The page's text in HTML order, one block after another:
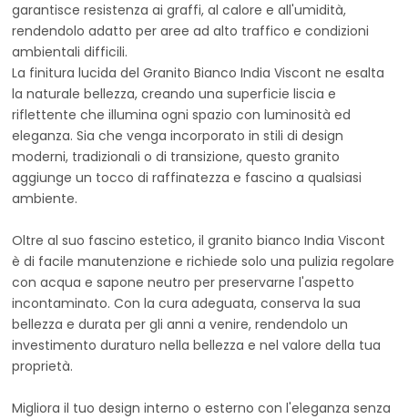
garantisce resistenza ai graffi, al calore e all'umidità,
rendendolo adatto per aree ad alto traffico e condizioni
ambientali difficili.
La finitura lucida del Granito Bianco India Viscont ne esalta
la naturale bellezza, creando una superficie liscia e
riflettente che illumina ogni spazio con luminosità ed
eleganza. Sia che venga incorporato in stili di design
moderni, tradizionali o di transizione, questo granito
aggiunge un tocco di raffinatezza e fascino a qualsiasi
ambiente.
Oltre al suo fascino estetico, il granito bianco India Viscont
è di facile manutenzione e richiede solo una pulizia regolare
con acqua e sapone neutro per preservarne l'aspetto
incontaminato. Con la cura adeguata, conserva la sua
bellezza e durata per gli anni a venire, rendendolo un
investimento duraturo nella bellezza e nel valore della tua
proprietà.
Migliora il tuo design interno o esterno con l'eleganza senza